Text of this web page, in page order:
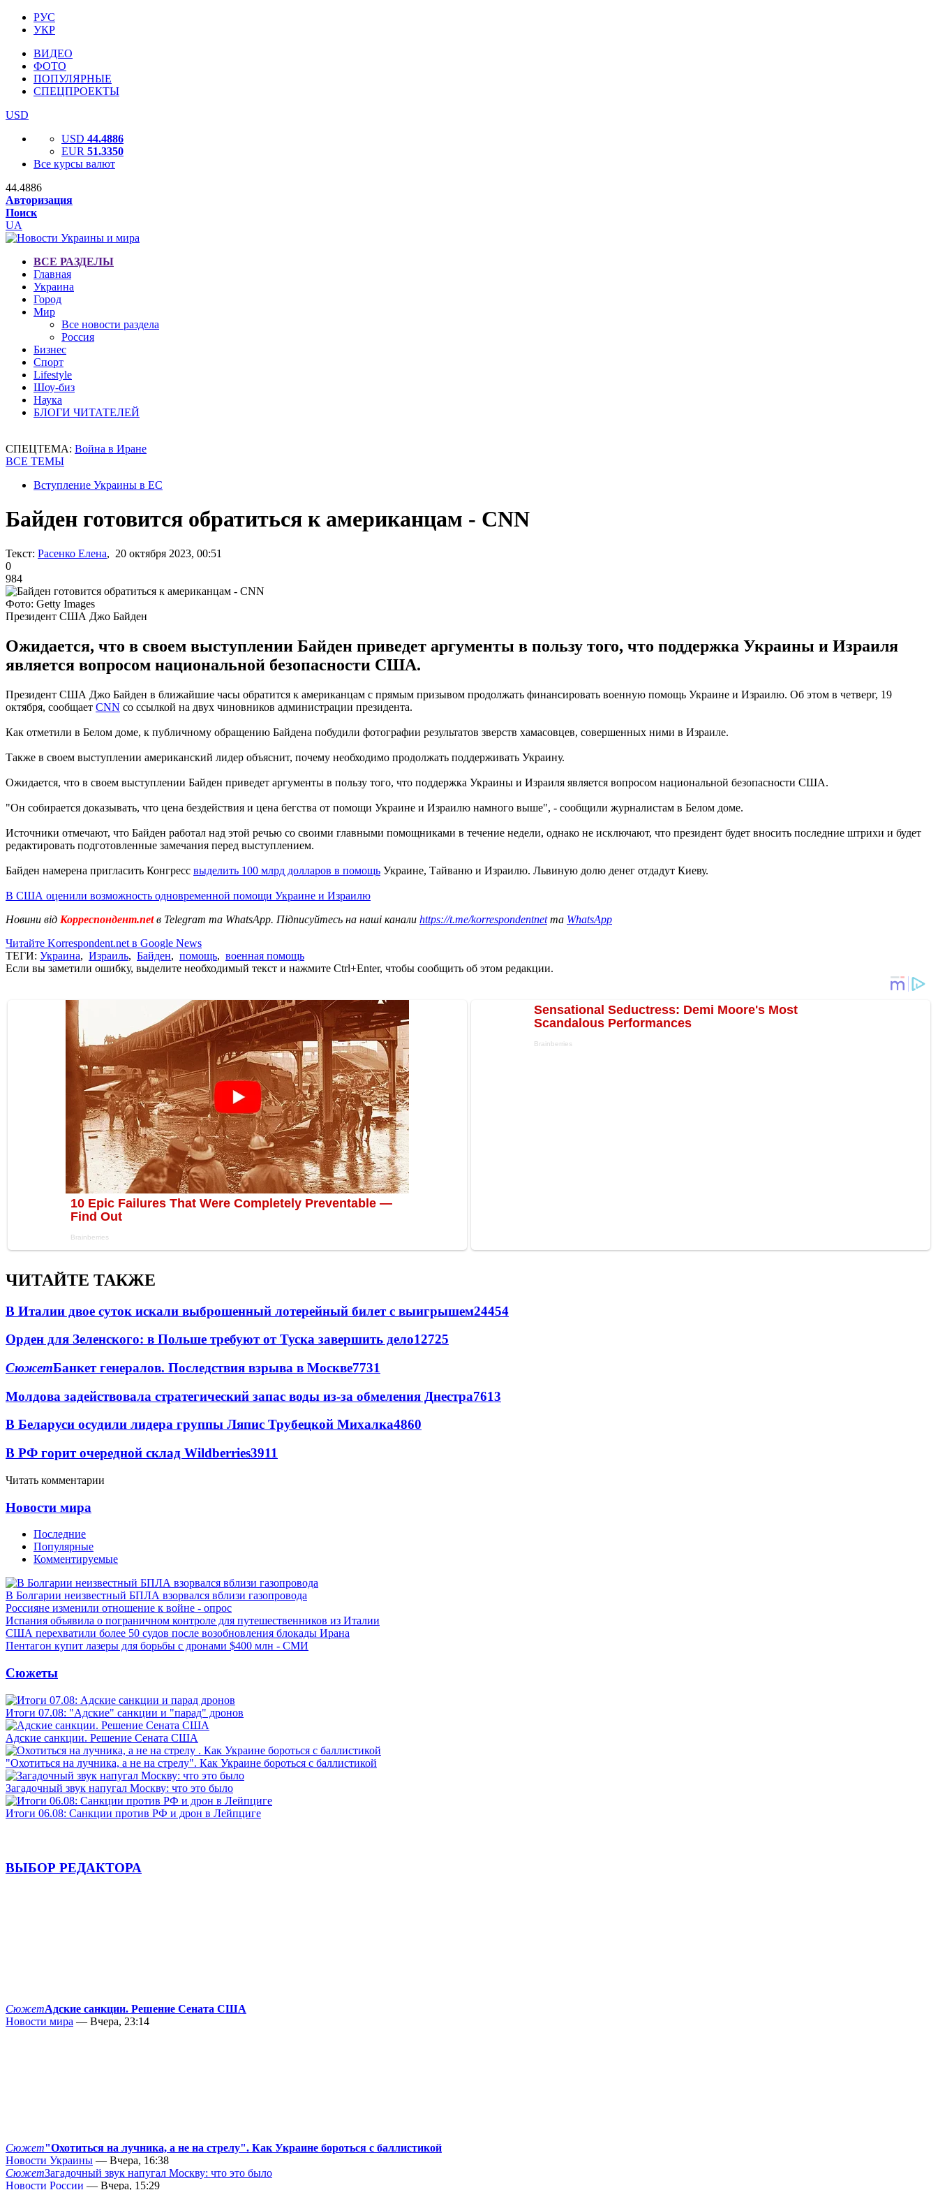
РУС
УКР
ВИДЕО
ФОТО
ПОПУЛЯРНЫЕ
СПЕЦПРОЕКТЫ
USD
USD 44.4886
EUR 51.3350
Все курсы валют
44.4886
Авторизация
Поиск
UA
ВСЕ РАЗДЕЛЫ
Главная
Украина
Город
Мир
Все новости раздела
Россия
Бизнес
Спорт
Lifestyle
Шоу-биз
Наука
БЛОГИ ЧИТАТЕЛЕЙ
СПЕЦТЕМА: Война в Иране
ВСЕ ТЕМЫ
Вступление Украины в ЕС
Байден готовится обратиться к американцам - CNN
Текст: Расенко Елена, 20 октября 2023, 00:51
0
984
Фото: Getty Images
Президент США Джо Байден
Ожидается, что в своем выступлении Байден приведет аргументы в пользу того, что поддержка Украины и Израиля
является вопросом национальной безопасности США.
Президент США Джо Байден в ближайшие часы обратится к американцам с прямым призывом продолжать финансировать военную помощь Украине и Израилю. Об этом в четверг, 19
октября, сообщает CNN со ссылкой на двух чиновников администрации президента.
Как отметили в Белом доме, к публичному обращению Байдена побудили фотографии результатов зверств хамасовцев, совершенных ними в Израиле.
Также в своем выступлении американский лидер объяснит, почему необходимо продолжать поддерживать Украину.
Ожидается, что в своем выступлении Байден приведет аргументы в пользу того, что поддержка Украины и Израиля является вопросом национальной безопасности США.
"Он собирается доказывать, что цена бездействия и цена бегства от помощи Украине и Израилю намного выше", - сообщили журналистам в Белом доме.
Источники отмечают, что Байден работал над этой речью со своими главными помощниками в течение недели, однако не исключают, что президент будет вносить последние штрихи и будет
редактировать подготовленные замечания перед выступлением.
Байден намерена пригласить Конгресс выделить 100 млрд долларов в помощь Украине, Тайваню и Израилю. Львиную долю денег отдадут Киеву.
В США оценили возможность одновременной помощи Украине и Израилю
Новини від Корреспондент.netв Telegram та WhatsApp. Підписуйтесь на наші канали https://t.me/korrespondentnetта WhatsApp
Читайте Korrespondent.net в Google News
ТЕГИ: Украина, Израиль, Байден, помощь, военная помощь
Если вы заметили ошибку, выделите необходимый текст и нажмите Ctrl+Enter, чтобы сообщить об этом редакции.
ЧИТАЙТЕ ТАКЖЕ
В Италии двое суток искали выброшенный лотерейный билет с выигрышем24454
Орден для Зеленского: в Польше требуют от Туска завершить дело12725
СюжетБанкет генералов. Последствия взрыва в Москве7731
Молдова задействовала стратегический запас воды из-за обмеления Днестра7613
В Беларуси осудили лидера группы Ляпис Трубецкой Михалка4860
В РФ горит очередной склад Wildberries3911
Читать комментарии
Новости мира
Последние
Популярные
Комментируемые
В Болгарии неизвестный БПЛА взорвался вблизи газопровода
Россияне изменили отношение к войне - опрос
Испания объявила о пограничном контроле для путешественников из Италии
США перехватили более 50 судов после возобновления блокады Ирана
Пентагон купит лазеры для борьбы с дронами $400 млн - СМИ
Сюжеты
Итоги 07.08: "Адские" санкции и "парад" дронов
Адские санкции. Решение Сената США
"Охотиться на лучника, а не на стрелу". Как Украине бороться с баллистикой
Загадочный звук напугал Москву: что это было
Итоги 06.08: Санкции против РФ и дрон в Лейпциге
ВЫБОР РЕДАКТОРА
СюжетАдские санкции. Решение Сената США
Новости мира — Вчера, 23:14
Сюжет"Охотиться на лучника, а не на стрелу". Как Украине бороться с баллистикой
Новости Украины — Вчера, 16:38
СюжетЗагадочный звук напугал Москву: что это было
Новости России — Вчера, 15:29